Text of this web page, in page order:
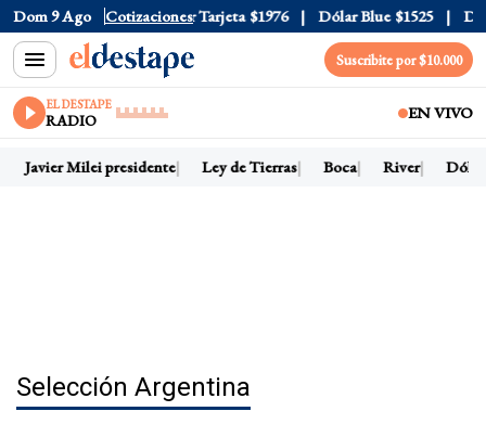
Dom 9 Ago Cotizaciones
$1520 Dólar Tarjeta $1976 Dólar Blue $1525 Dólar
Suscribite por $10.000
EL DESTAPE
RADIO EN VIVO
Javier Milei presidente Ley de Tierras Boca River Dólar
Selección Argentina